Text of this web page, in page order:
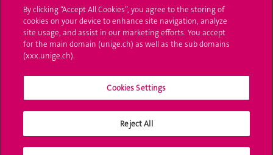
L'UNIGE vous informe
UNIGE Mobile
Bibliothèque
By clicking “Accept All Cookies”, you agree to the storing of
cookies on your device to enhance site navigation, analyze
site usage, and assist in our marketing efforts. You accept
for the main domain (unige.ch) as well as the sub domains
(xxx.unige.ch).
Cookies Settings
Reject All